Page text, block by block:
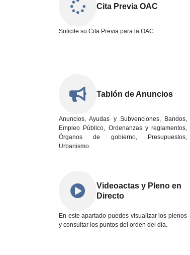
Cita Previa OAC
Solicite su Cita Previa para la OAC.
Tablón de Anuncios
Anuncios, Ayudas y Subvenciones, Bandos,
Empleo Público, Ordenanzas y reglamentos,
Órganos de gobierno, Presupuestos,
Urbanismo.
Videoactas y Pleno en
Directo
En este apartado puedes visualizar los plenos
y consultar los puntos del orden del día.